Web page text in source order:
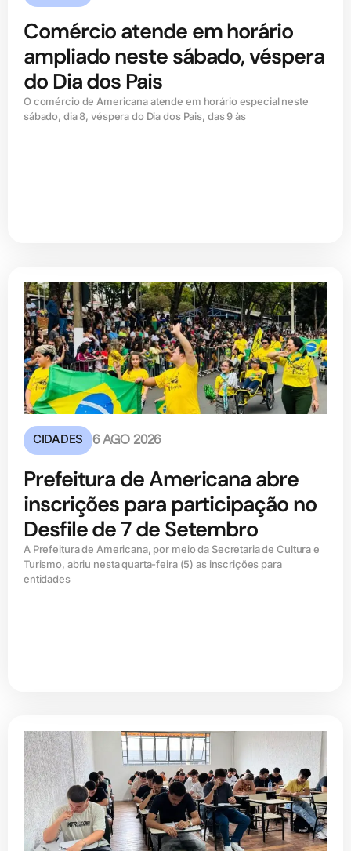
Comércio atende em horário
ampliado neste sábado, véspera
do Dia dos Pais
O comércio de Americana atende em horário especial neste
sábado, dia 8, véspera do Dia dos Pais, das 9 às
CIDADES 6 AGO 2026
Prefeitura de Americana abre
inscrições para participação no
Desfile de 7 de Setembro
A Prefeitura de Americana, por meio da Secretaria de Cultura e
Turismo, abriu nesta quarta-feira (5) as inscrições para
entidades